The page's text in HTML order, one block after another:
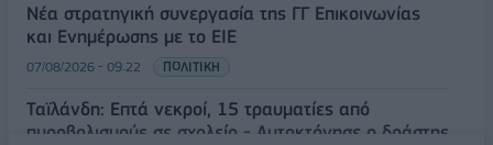
Νέα στρατηγική συνεργασία της ΓΓ Επικοινωνίας
και Ενημέρωσης με το ΕΙΕ
07/08/2026 - 09:22 ΠΟΛΙΤΙΚΗ
Ταϊλάνδη: Επτά νεκροί, 15 τραυματίες από
πυροβολισμούς σε σχολείο - Αυτοκτόνησε ο δράστης